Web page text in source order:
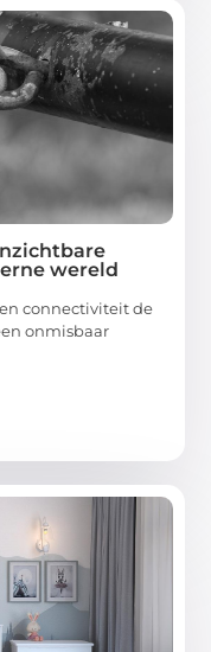
wereld
connectiviteit de
onmisbaar